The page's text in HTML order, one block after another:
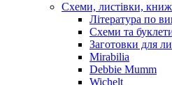
Схеми, листівки,
Література по
Схеми та
Заготовки для
Mirabilia
Debbie Mumm
Wichelt